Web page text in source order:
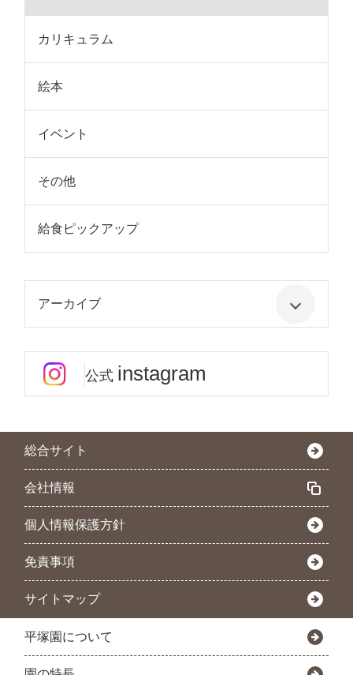
カリキュラム
絵本
イベント
その他
給食ピックアップ
アーカイブ
公式 instagram
総合サイト
会社情報
個人情報保護方針
免責事項
サイトマップ
平塚園について